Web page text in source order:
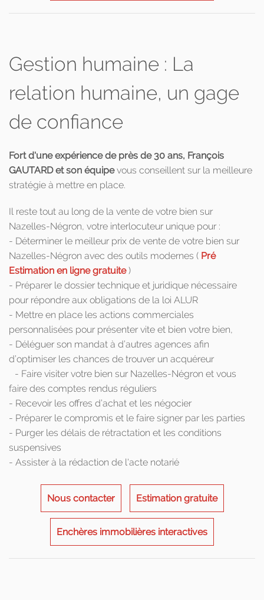
Gestion humaine : La
relation humaine, un gage
de confiance
Fort d'une expérience de près de 30 ans, François
GAUTARD et son équipevous conseillent sur la meilleure
stratégie à mettre en place.
Il reste tout au long de la vente de votre bien sur
Nazelles-Négron, votre interlocuteur unique pour :
- Déterminer le meilleur prix de vente de votre bien sur
Nazelles-Négron avec des outils modernes ( Pré
Estimation en ligne gratuite)
- Préparer le dossier technique et juridique nécessaire
pour répondre aux obligations de la loi ALUR
- Mettre en place les actions commerciales
personnalisées pour présenter vite et bien votre bien,
- Déléguer son mandat à d’autres agences afin
d’optimiser les chances de trouver un acquéreur
- Faire visiter votre bien sur Nazelles-Négron et vous
faire des comptes rendus réguliers
- Recevoir les offres d’achat et les négocier
- Préparer le compromis et le faire signer par les parties
- Purger les délais de rétractation et les conditions
suspensives
- Assister à la rédaction de l'acte notarié
Nous contacter Estimation gratuite
Enchères immobilières interactives